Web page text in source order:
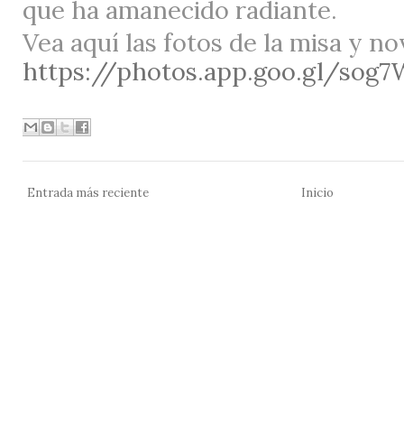
que ha amanecido radiante.
Vea aquí las fotos de la misa y
https://photos.app.goo.gl/
Entrada más reciente Inicio